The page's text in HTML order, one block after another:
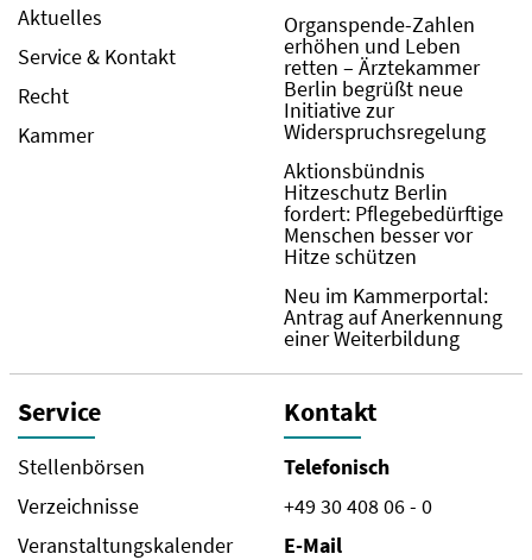
Aktuelles
Service & Kontakt
Recht
Kammer
Organspende-Zahlen
erhöhen und Leben
retten – Ärztekammer
Berlin begrüßt neue
Initiative zur
Widerspruchsregelung
Aktionsbündnis
Hitzeschutz Berlin
fordert: Pflegebedürftige
Menschen besser vor
Hitze schützen
Neu im Kammerportal:
Antrag auf Anerkennung
einer Weiterbildung
Service
Stellenbörsen
Verzeichnisse
Veranstaltungskalender
Kontakt
Telefonisch
+49 30 408 06 - 0
E-Mail